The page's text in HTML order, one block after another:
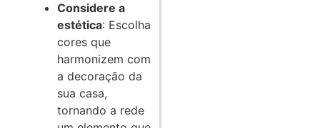
Considere a
estética: Escolha
cores que
harmonizem com
a decoração da
sua casa,
tornando a rede